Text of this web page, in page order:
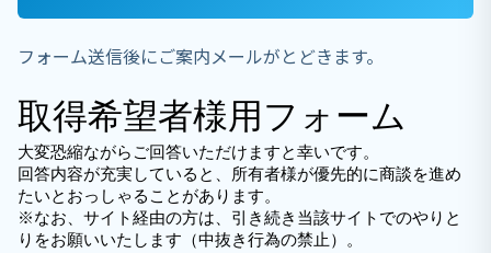
フォーム送信後にご案内メールがとどきます。